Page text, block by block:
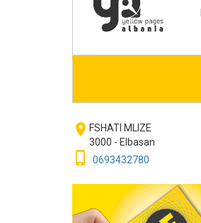
room FSHATI MLIZE
3000 - Elbasan
phone_iphone 0693432780